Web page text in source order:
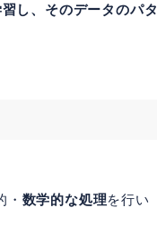
し、そのデータのパタ
数学的な処理を行い